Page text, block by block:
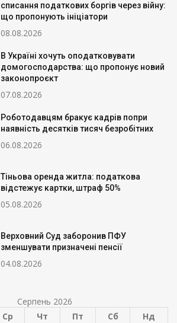
списання податкових боргів через війну:
що пропонують ініціатори
08.08.2026
В Україні хочуть оподатковувати
домогосподарства: що пропонує новий
законопроєкт
07.08.2026
Роботодавцям бракує кадрів попри
наявність десятків тисяч безробітних
06.08.2026
Тіньова оренда житла: податкова
відстежує картки, штраф 50%
05.08.2026
Верховний Суд заборонив ПФУ
зменшувати призначені пенсії
04.08.2026
Серпень 2026
Ср Чт Пт Сб Нд